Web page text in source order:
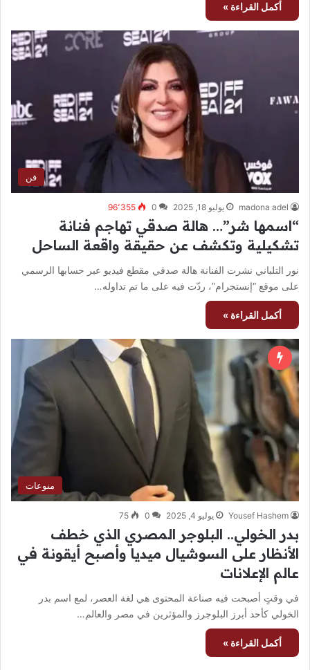
أكمل القراءة »
فن
madona adel يوليو 18, 2025 0 96٬355
“اسمها شر”… هالة صدقي تهاجم فنانة
تشكيلية وتكشف عن حقيقة واقعة الساحل
نور التلباني نشرت الفنانة هالة صدقي مقطع فيديو عبر حسابها الرسمي
على موقع “إنستجرام”، ردّت فيه على ما تم تداوله…
أكمل القراءة »
منوعات
Yousef Hashem يوليو 4, 2025 0
75
بدر الخولي.. البلوجر المصري الذي خطف
الأنظار على السوشيال ميديا وأصبح أيقونة في
عالم الإعلانات
في وقتٍ أصبحت فيه صناعة المحتوى هي لغة العصر، لمع اسم بدر
الخولي كأحد أبرز البلوجرز والمؤثرين في مصر والعالم…
أكمل القراءة »